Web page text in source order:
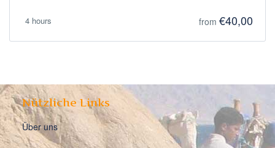
4 hours from €40,00
Nützliche Links
Über uns